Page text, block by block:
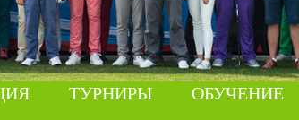
ТУРНИРЫ ОБУЧЕНИЕ